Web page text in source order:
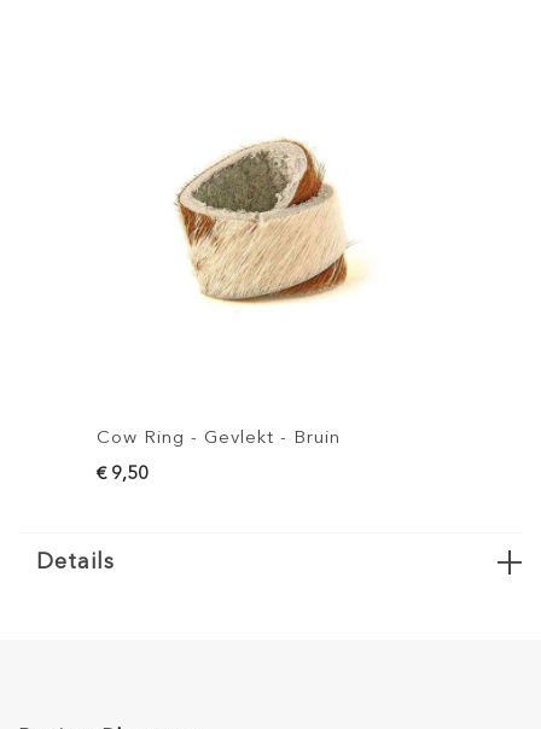
Cow Ring - Gevlekt - Bruin
Details